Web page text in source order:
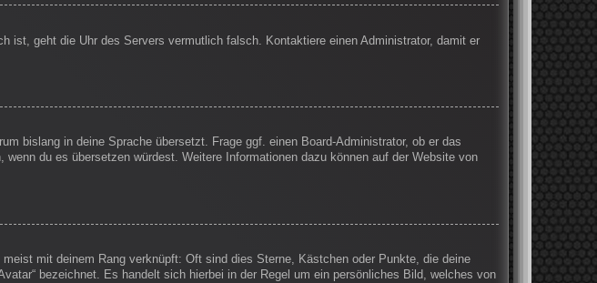
geht die Uhr des Servers vermutlich falsch. Kontaktiere einen Administrator, damit er
bislang in deine Sprache übersetzt. Frage ggf. einen Board-Administrator, ob er das
du es übersetzen würdest. Weitere Informationen dazu können auf der Website von
mit deinem Rang verknüpft: Oft sind dies Sterne, Kästchen oder Punkte, die deine
bezeichnet. Es handelt sich hierbei in der Regel um ein persönliches Bild, welches von